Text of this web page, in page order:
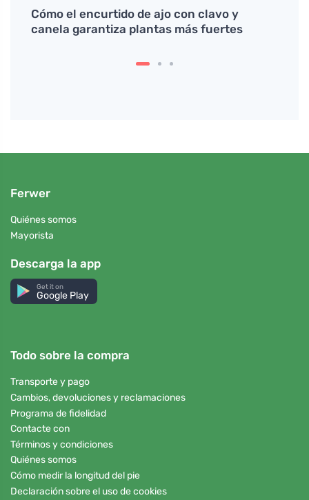
Cómo el encurtido de ajo con clavo y
canela garantiza plantas más fuertes
Ferwer
Quiénes somos
Mayorista
Descarga la app
Get it on
Google Play
Todo sobre la compra
Transporte y pago
Cambios, devoluciones y reclamaciones
Programa de fidelidad
Contacte con
Términos y condiciones
Quiénes somos
Cómo medir la longitud del pie
Declaración sobre el uso de cookies